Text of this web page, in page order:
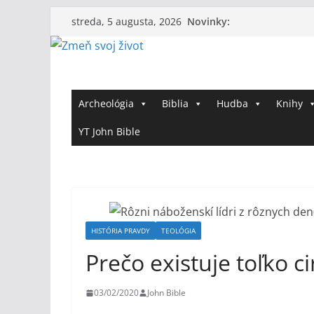
to
streda, 5 augusta, 2026 Novinky:
Archeológia Biblia Hudba Knihy
YT John Bible
HISTÓRIA PRAVDY TEOLÓGIA
Prečo existuje toľko
03/02/2020 John Bible